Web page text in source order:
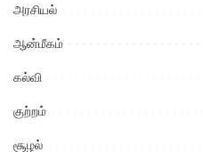
அரசியல்
ஆன்மீகம்
கல்வி
குற்றம்
சூழல்